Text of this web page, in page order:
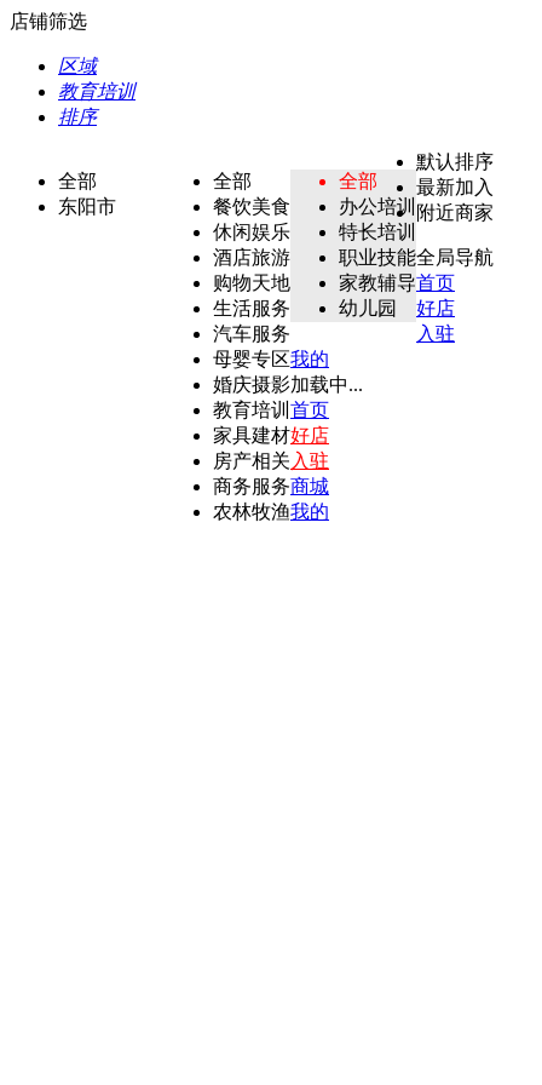
店铺筛选
区域
教育培训
排序
全部
东阳市
全部
餐饮美食
休闲娱乐
酒店旅游
购物天地
生活服务
汽车服务
母婴专区
婚庆摄影
教育培训
家具建材
房产相关
商务服务
农林牧渔
全部
办公培训
特长培训
职业技能
家教辅导
幼儿园
默认排序
最新加入
附近商家
全局导航
首页
好店
入驻
我的
加载中...
首页
好店
入驻
商城
我的